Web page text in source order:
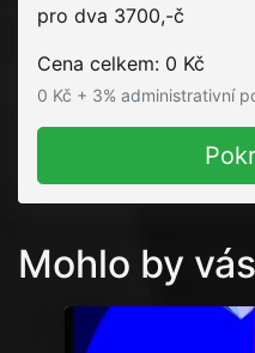
pro dva 3700,-č
Cena celkem: 0 Kč
0 Kč + 3% administrativní
Mohlo by